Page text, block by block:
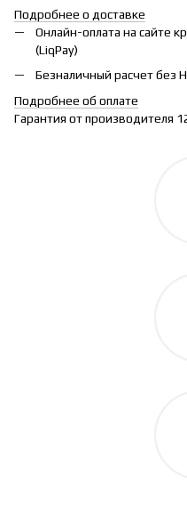
Подробнее о доставке
Онлайн-оплата на сайте
(LiqPay)
Безналичный расчет без
Подробнее об оплате
Гарантия от производителя